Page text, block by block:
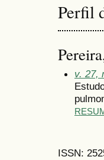
Perfil
v. 27,
ISSN: